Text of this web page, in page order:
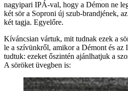
nagyipari IPÁ-val, hogy a Démon ne
két sör a Soproni új szub-brandjének,
két tagja. Egyelőre.
Kíváncsian vártuk, mit tudnak ezek a
le a szívünkről, amikor a Démont és az
tudtuk: ezeket őszintén ajánlhatjuk a
A söröket üvegben is: